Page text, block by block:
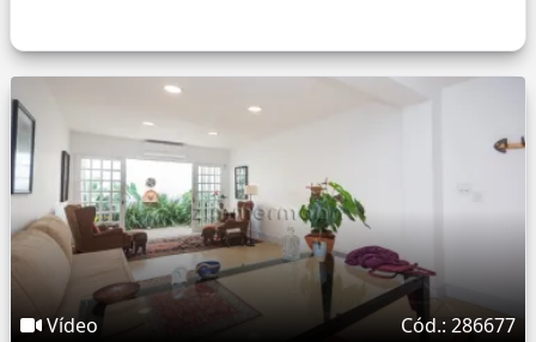
Vídeo Cód.: 286677